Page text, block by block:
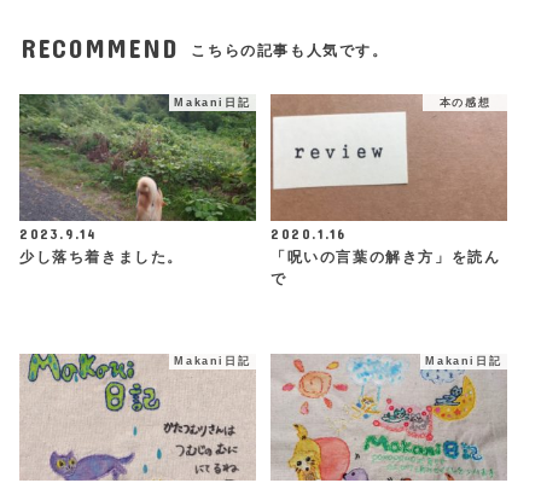
RECOMMEND こちらの記事も人気です。
Makani日記
2023.9.14
少し落ち着きました。
本の感想
2020.1.16
「呪いの言葉の解き方」を読ん
で
Makani日記 Makani日記